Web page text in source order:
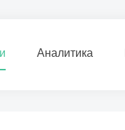
Аналитика